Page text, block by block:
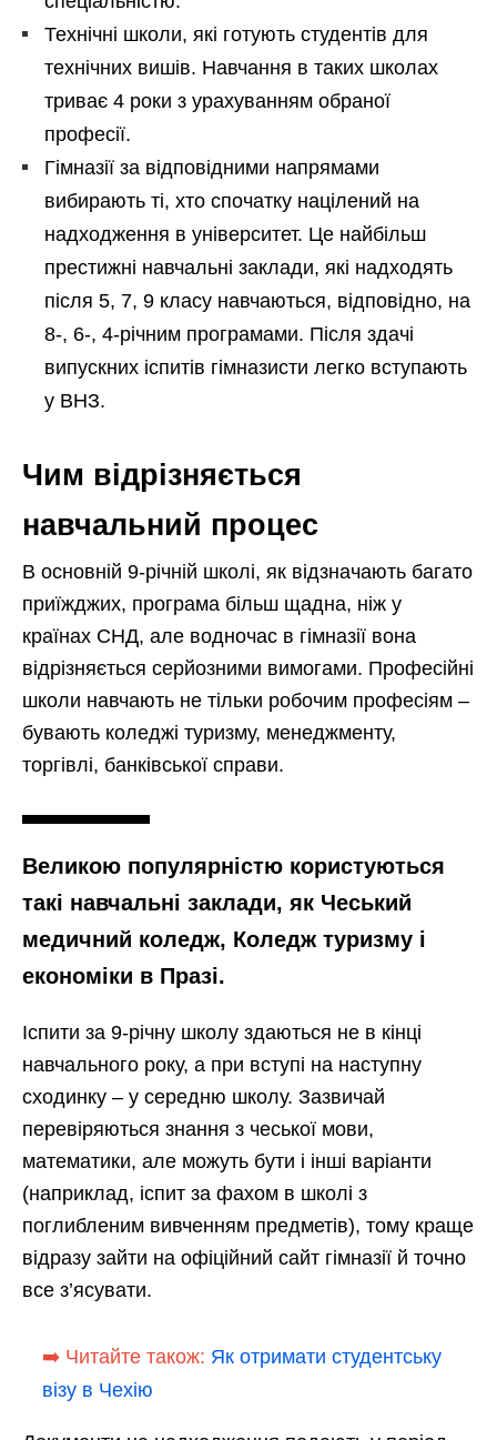
Технічні школи, які готують студентів для
технічних вишів. Навчання в таких школах
триває 4 роки з урахуванням обраної
професії.
Гімназії за відповідними напрямами
вибирають ті, хто спочатку націлений на
надходження в університет. Це найбільш
престижні навчальні заклади, які надходять
після 5, 7, 9 класу навчаються, відповідно, на
8-, 6-, 4-річним програмами. Після здачі
випускних іспитів гімназисти легко вступають
у ВНЗ.
Чим відрізняється
навчальний процес
В основній 9-річній школі, як відзначають багато
приїжджих, програма більш щадна, ніж у
країнах СНД, але водночас в гімназії вона
відрізняється серйозними вимогами. Професійні
школи навчають не тільки робочим професіям –
бувають коледжі туризму, менеджменту,
торгівлі, банківської справи.
Великою популярністю користуються
такі навчальні заклади, як Чеський
медичний коледж, Коледж туризму і
економіки в Празі.
Іспити за 9-річну школу здаються не в кінці
навчального року, а при вступі на наступну
сходинку – у середню школу. Зазвичай
перевіряються знання з чеської мови,
математики, але можуть бути і інші варіанти
(наприклад, іспит за фахом в школі з
поглибленим вивченням предметів), тому краще
відразу зайти на офіційний сайт гімназії й точно
все з’ясувати.
➡️ Читайте також: Як отримати студентську
візу в Чехію